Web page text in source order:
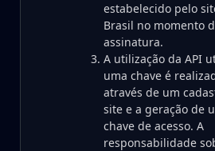
estabelecido pelo
Brasil no momento
assinatura.
A utilização da API
uma chave é
através de um
site e a geração de
chave de acesso. A
responsabilidade